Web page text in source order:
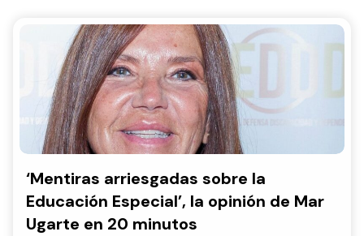
‘Mentiras arriesgadas sobre la
Educación Especial’, la opinión de Mar
Ugarte en 20 minutos